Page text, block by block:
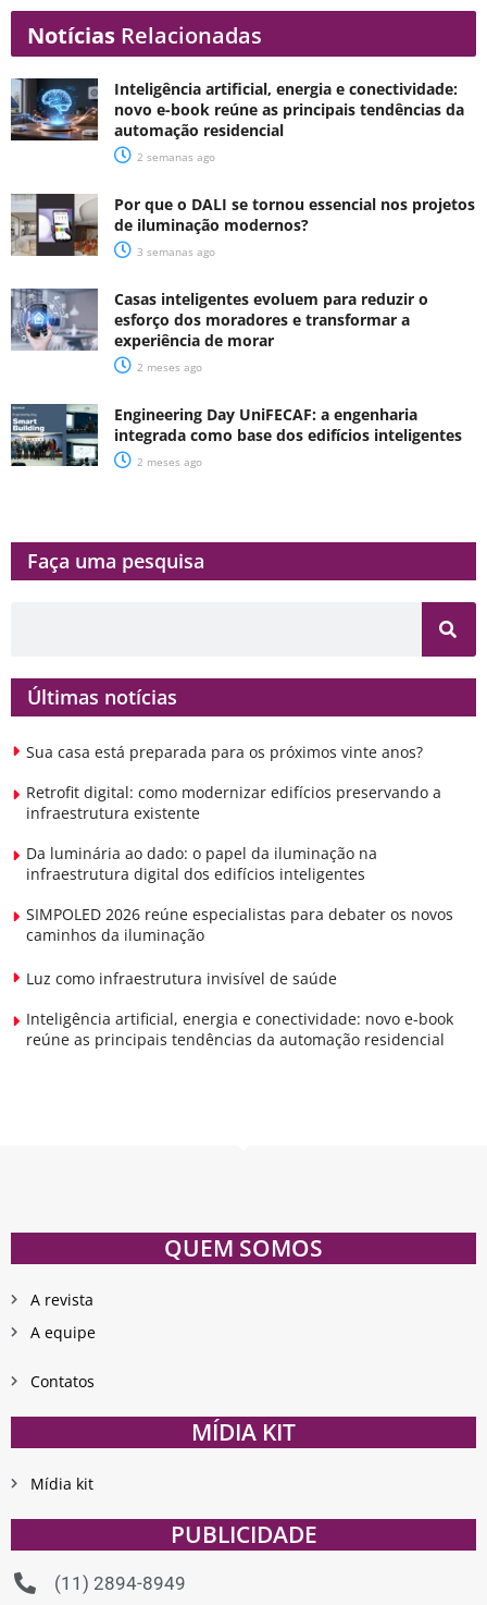
Notícias Relacionadas
Inteligência artificial, energia e conectividade:
novo e-book reúne as principais tendências da
automação residencial
2 semanas ago
Por que o DALI se tornou essencial nos projetos
de iluminação modernos?
3 semanas ago
Casas inteligentes evoluem para reduzir o
esforço dos moradores e transformar a
experiência de morar
2 meses ago
Engineering Day UniFECAF: a engenharia
integrada como base dos edifícios inteligentes
2 meses ago
Faça uma pesquisa​​
Últimas notícias
Sua casa está preparada para os próximos vinte anos?
Retrofit digital: como modernizar edifícios preservando a
infraestrutura existente
Da luminária ao dado: o papel da iluminação na
infraestrutura digital dos edifícios inteligentes
SIMPOLED 2026 reúne especialistas para debater os novos
caminhos da iluminação
Luz como infraestrutura invisível de saúde
Inteligência artificial, energia e conectividade: novo e-book
reúne as principais tendências da automação residencial
QUEM SOMOS
A revista
A equipe
Contatos
MÍDIA KIT
Mídia kit
PUBLICIDADE
(11) 2894-8949